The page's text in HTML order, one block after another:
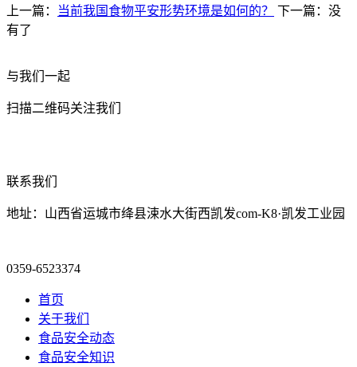
上一篇： 当前我国食物平安形势环境是如何的？
下一篇：没
有了
与我们一起
扫描二维码关注我们
联系我们
地址：山西省运城市绛县涑水大街西凯发com-K8·凯发工业园
0359-6523374
首页
关于我们
食品安全动态
食品安全知识